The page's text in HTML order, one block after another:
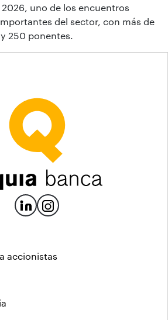
uno de los encuentros
del sector, con más de
250 ponentes.
accionistas